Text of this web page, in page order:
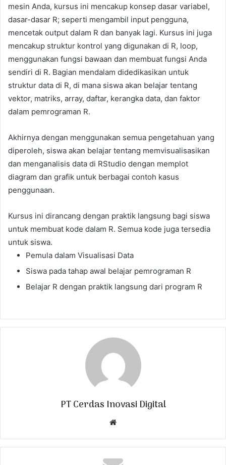
mesin Anda, kursus ini mencakup konsep dasar variabel,
dasar-dasar R; seperti mengambil input pengguna,
mencetak output dalam R dan banyak lagi. Kursus ini juga
mencakup struktur kontrol yang digunakan di R, loop,
menggunakan fungsi bawaan dan membuat fungsi Anda
sendiri di R. Bagian mendalam didedikasikan untuk
struktur data di R, di mana siswa akan belajar tentang
vektor, matriks, array, daftar, kerangka data, dan faktor
dalam pemrograman R.
Akhirnya dengan menggunakan semua pengetahuan yang
diperoleh, siswa akan belajar tentang memvisualisasikan
dan menganalisis data di RStudio dengan memplot
diagram dan grafik untuk berbagai contoh kasus
penggunaan.
Kursus ini dirancang dengan praktik langsung bagi siswa
untuk membuat kode dalam R. Semua kode juga tersedia
untuk siswa.
Pemula dalam Visualisasi Data
Siswa pada tahap awal belajar pemrograman R
Belajar R dengan praktik langsung dari program R
PT Cerdas Inovasi Digital
b
s